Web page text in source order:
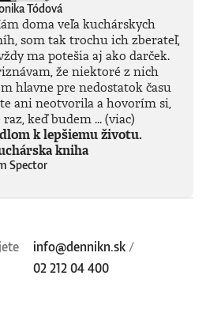
Tódová
doma veľa kuchárskych
som tak trochu ich zberateľ,
ma potešia aj ako darček.
že niektoré z nich
hlavne pre nedostatok času
ani neotvorila a hovorím si,
raz, keď budem ...(viac)
k lepšiemu životu.
kniha
Spector
info@dennikn.sk /
02 212 04 400